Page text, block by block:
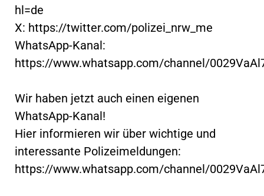
hl=de
X: https://twitter.com/polizei_nrw_me
WhatsApp-Kanal:
https://www.whatsapp.com/channel/
Wir haben jetzt auch einen eigenen
WhatsApp-Kanal!
Hier informieren wir über wichtige und
interessante Polizeimeldungen:
https://www.whatsapp.com/channel/